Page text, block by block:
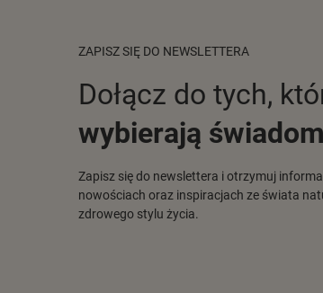
ZAPISZ SIĘ DO NEWSLETTERA
Dołącz do tych,
wybierają
Zapisz się do newslettera i otrzymuj
nowościach oraz inspiracjach ze świata
zdrowego stylu życia.